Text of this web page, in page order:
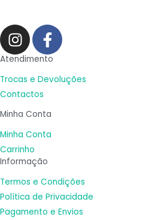
I
n
s
t
a
g
r
a
m
F
a
c
e
o
o
k
f
Atendimento
Trocas e Devoluções
Contactos
Minha Conta
Minha Conta
Carrinho
Informação
Termos e Condições
Política de Privacidade
Pagamento e Envios